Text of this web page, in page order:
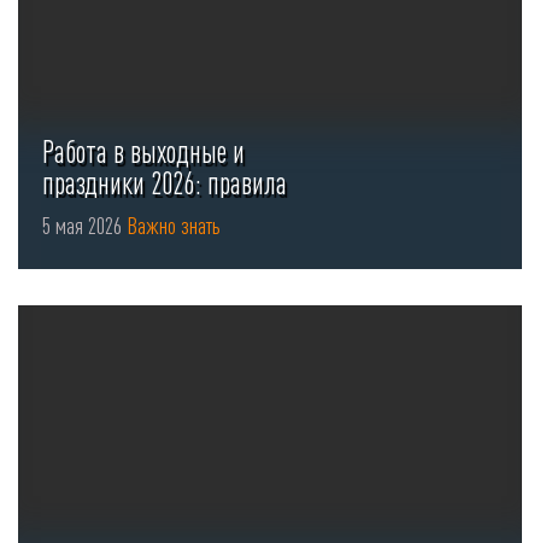
Работа в выходные и
праздники 2026: правила
оформления ...
5 мая 2026 Важно знать